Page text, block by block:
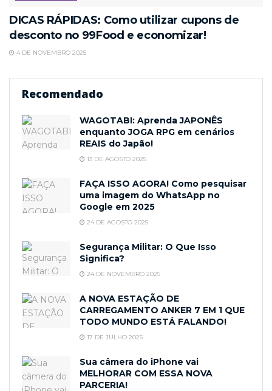
DICAS RÁPIDAS: Como utilizar cupons de
desconto no 99Food e economizar!
4 DE NOVEMBRO 2025
Recomendado
WAGOTABI: Aprenda JAPONÊS
enquanto JOGA RPG em cenários
REAIS do Japão!
13 DE AGOSTO 2025
FAÇA ISSO AGORA! Como pesquisar
uma imagem do WhatsApp no
Google em 2025
24 DE AGOSTO 2025
Segurança Militar: O Que Isso
Significa?
24 DE NOVEMBRO 2025
A NOVA ESTAÇÃO DE
CARREGAMENTO ANKER 7 EM 1 QUE
TODO MUNDO ESTÁ FALANDO!
17 DE JULHO 2025
Sua câmera do iPhone vai
MELHORAR COM ESSA NOVA
PARCERIA!